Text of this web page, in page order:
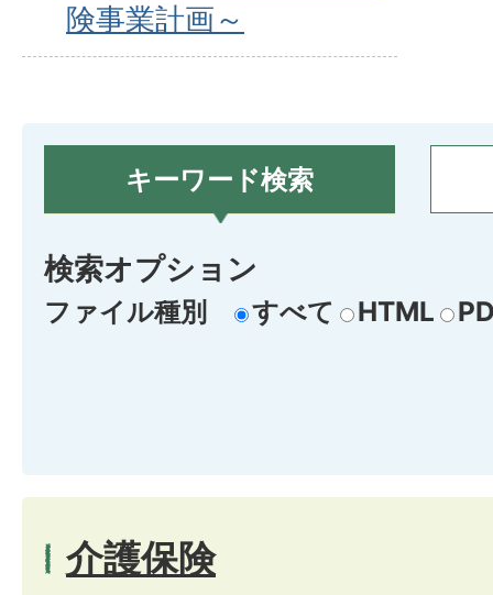
険事業計画～
キーワード検索
検索オプション
ファイル種別 すべて HTML
介護保険